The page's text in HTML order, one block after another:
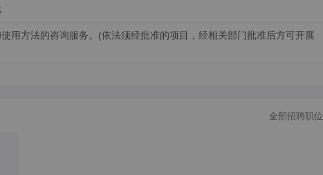
用方法的咨询服务。(依法须经批准的项目，经相关部门批准后方可开展
全部招聘职位